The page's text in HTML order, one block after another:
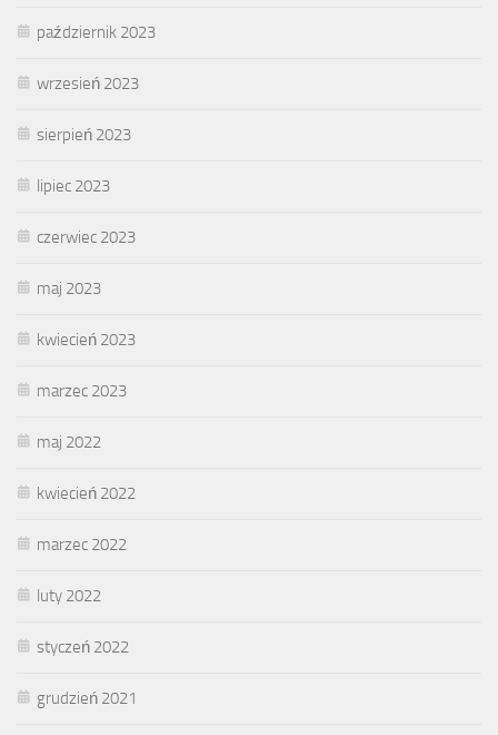
październik 2023
wrzesień 2023
sierpień 2023
lipiec 2023
czerwiec 2023
maj 2023
kwiecień 2023
marzec 2023
maj 2022
kwiecień 2022
marzec 2022
luty 2022
styczeń 2022
grudzień 2021